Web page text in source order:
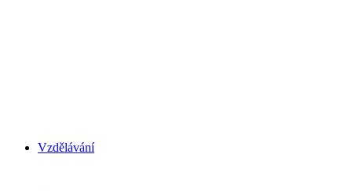
Vzdělávání